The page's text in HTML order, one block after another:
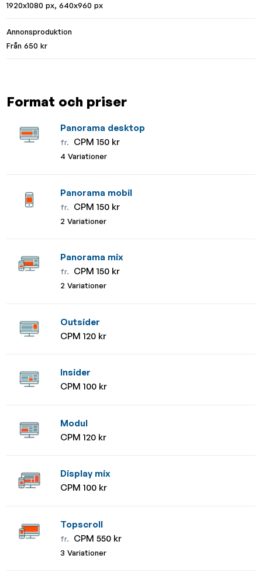
1920x1080 px, 640x960 px
Annonsproduktion
Från 650 kr
Format och priser
Panorama desktop
fr. CPM 150 kr
4 Variationer
Panorama mobil
fr. CPM 150 kr
2 Variationer
Panorama mix
fr. CPM 150 kr
2 Variationer
Outsider
CPM 120 kr
Insider
CPM 100 kr
Modul
CPM 120 kr
Display mix
CPM 100 kr
Topscroll
fr. CPM 550 kr
3 Variationer